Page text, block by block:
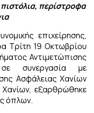
περίστροφα
επιχείρησης,
Τρίτη 19 Οκτωβρίου
Αντιμετώπισης
συνεργασία με
Ασφάλειας Χανίων
Χανίων, εξαρθρώθηκε
όπλων.